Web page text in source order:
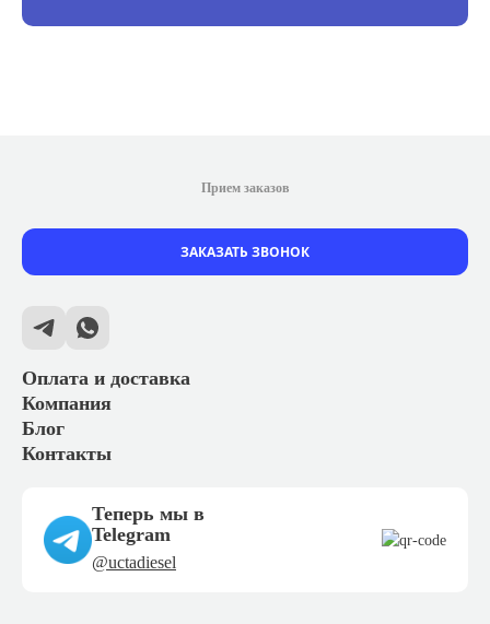
Оплата и доставка
Компания
Блог
Контакты
Прием заказов
ЗАКАЗАТЬ ЗВОНОК
Теперь мы в
Telegram
@uctadiesel